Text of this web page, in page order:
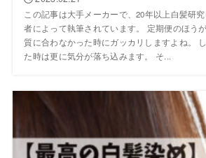
この記事は大手メーカーで、20年以上白髪研
者によって執筆されています。 定期便のほう
質に合わなかった時にガッカリしますよね。
た時は更に気分が落ち込みます。 そ...